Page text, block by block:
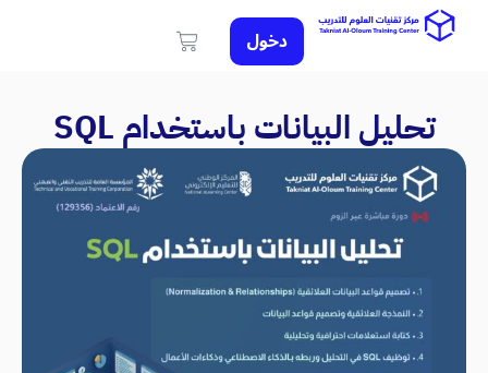
دخول
تحليل البيانات باستخدام SQL